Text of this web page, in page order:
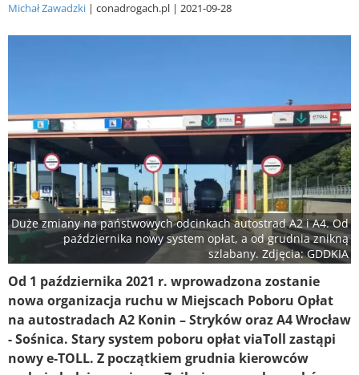
Michał Zawadzki conadrogach.pl 2021-09-28
Duże zmiany na państwowych odcinkach autostrad A2 i A4. Od
października nowy system opłat, a od grudnia znikną
szlabany. Zdjęcia: GDDKIA
Od 1 października 2021 r. wprowadzona zostanie
nowa organizacja ruchu w Miejscach Poboru Opłat
na autostradach A2 Konin – Stryków oraz A4 Wrocław
- Sośnica. Stary system poboru opłat viaToll zastąpi
nowy e-TOLL. Z początkiem grudnia kierowców